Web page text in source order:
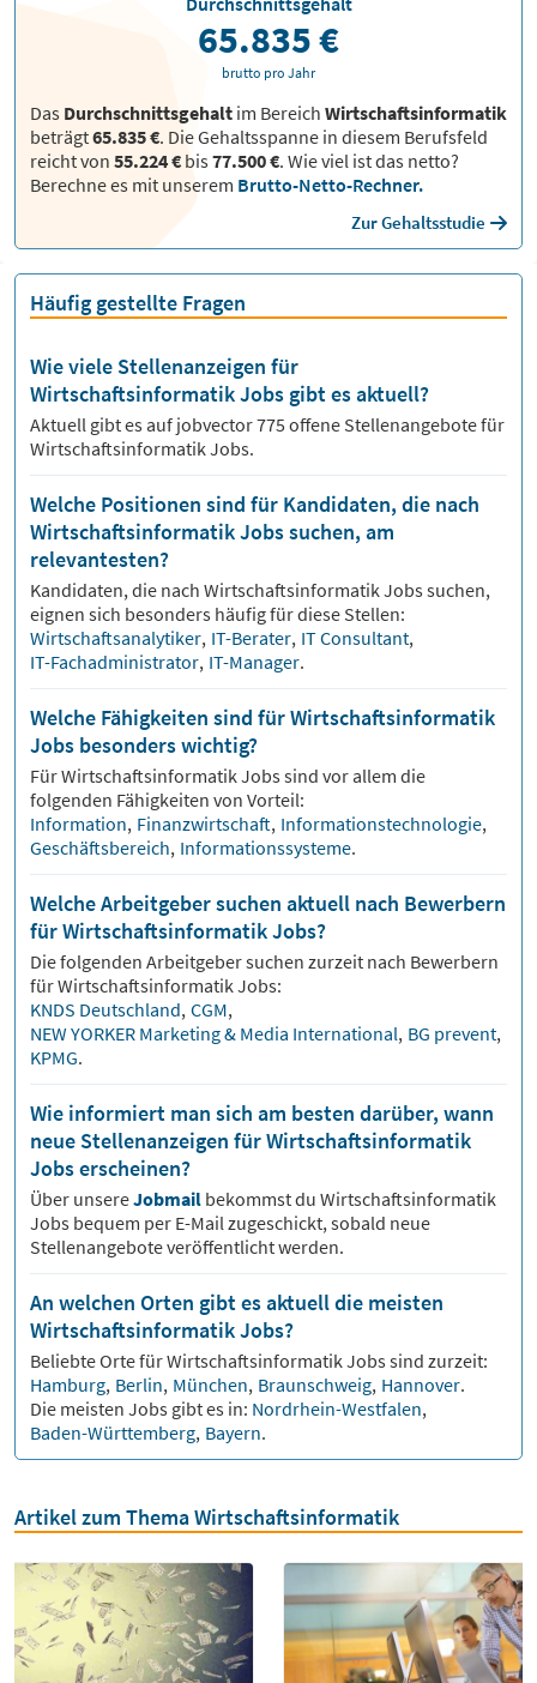
Das Durchschnittsgehalt im Bereich Wirtschaftsinformatik
beträgt65.835 €. Die Gehaltsspanne in diesem Berufsfeld
reicht von 55.224 € bis77.500 €. Wie viel ist das netto?
Berechne es mit unserem Brutto-Netto-Rechner.
Zur Gehaltsstudie
65.835 €
brutto pro Jahr
Häufig gestellte Fragen
Wie viele Stellenanzeigen für
Wirtschaftsinformatik Jobs gibt es aktuell?
Aktuell gibt es auf jobvector775 offene Stellenangebote für
Wirtschaftsinformatik Jobs.
Welche Positionen sind für Kandidaten, die nach
Wirtschaftsinformatik Jobs suchen, am
relevantesten?
Kandidaten, die nach WirtschaftsinformatikJobs suchen,
eignen sich besonders häufig für diese Stellen:
Wirtschaftsanalytiker, IT-Berater, IT Consultant,
IT-Fachadministrator, IT-Manager.
Welche Fähigkeiten sind für Wirtschaftsinformatik
Jobs besonders wichtig?
FürWirtschaftsinformatikJobs sind vor allem die
folgenden Fähigkeiten von Vorteil:
Information, Finanzwirtschaft, Informationstechnologie,
Geschäftsbereich, Informationssysteme.
Welche Arbeitgeber suchen aktuell nach Bewerbern
für Wirtschaftsinformatik Jobs?
Die folgenden Arbeitgeber suchen zurzeit nach Bewerbern
fürWirtschaftsinformatikJobs:
KNDS Deutschland, CGM,
NEW YORKER Marketing & Media International, BG prevent,
KPMG.
Wie informiert man sich am besten darüber, wann
neue Stellenanzeigen für Wirtschaftsinformatik
Jobs erscheinen?
Über unsereJobmail bekommst du Wirtschaftsinformatik
Jobs bequem per E-Mail zugeschickt, sobald neue
Stellenangebote veröffentlicht werden.
An welchen Orten gibt es aktuell die meisten
Wirtschaftsinformatik Jobs?
Beliebte Orte fürWirtschaftsinformatikJobs sind zurzeit:
Hamburg, Berlin, München, Braunschweig, Hannover.
Die meisten Jobs gibt es in: Nordrhein-Westfalen,
Baden-Württemberg, Bayern.
Artikel zum Thema Wirtschaftsinformatik